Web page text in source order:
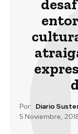
Por: Diario
5 Noviembre,